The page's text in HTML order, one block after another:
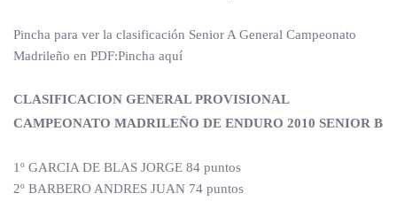
Pincha para ver la clasificación Senior A General Campeonato
Madrileño en PDF:Pincha aquí
CLASIFICACION GENERAL PROVISIONAL
CAMPEONATO MADRILEÑO DE ENDURO 2010 SENIOR B
1º GARCIA DE BLAS JORGE 84 puntos
2º BARBERO ANDRES JUAN 74 puntos